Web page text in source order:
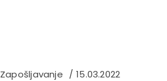
Zapošljavanje 15.03.2022